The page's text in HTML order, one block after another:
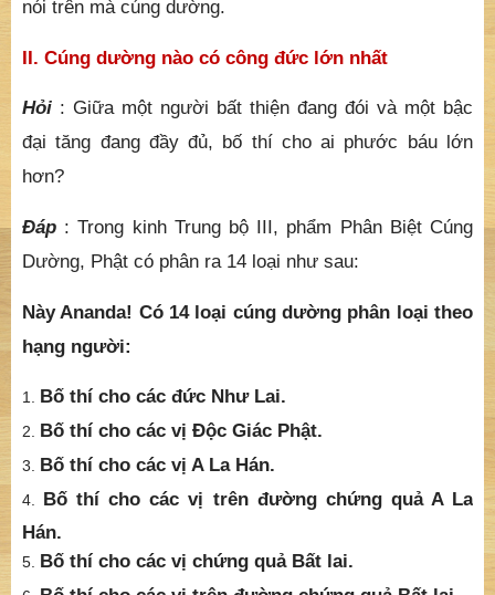
: Giữa một người bất thiện đang đói và một bậc
đại tăng đang đầy đủ, bố thí cho ai phước báu lớn
Đáp: Trong kinh Trung bộ III, phẩm Phân Biệt Cúng
Dường, Phật có phân ra 14 loại như sau:
Này Ananda! Có 14 loại cúng dường phân loại theo
hạng người:
Bố thí cho các đức Như Lai.
Bố thí cho các vị Độc Giác Phật.
Bố thí cho các vị chứng quả Bất lai.
Bố thí cho các vị trên đường chứng quả Bất lai.
Bố thí cho các vị chứng quả Nhất lai.
Bố thí cho các vị trên đường chứng quả Nhất lai.